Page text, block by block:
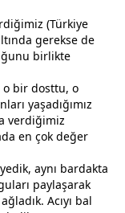
(Türkiye
gerekse de
birlikte
o bir dosttu, o
yaşadığımız
verdiğimiz
da en çok değer
aynı bardakta
paylaşarak
Acıyı bal